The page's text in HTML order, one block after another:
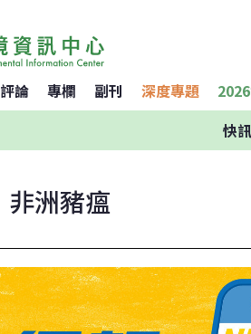
評論 專欄 副刊 深度專題
快訊
非洲豬瘟